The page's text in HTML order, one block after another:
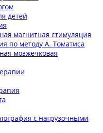
детей
магнитная стимуляция
по методу А. Томатиса
мозжечковая
с нагрузочными